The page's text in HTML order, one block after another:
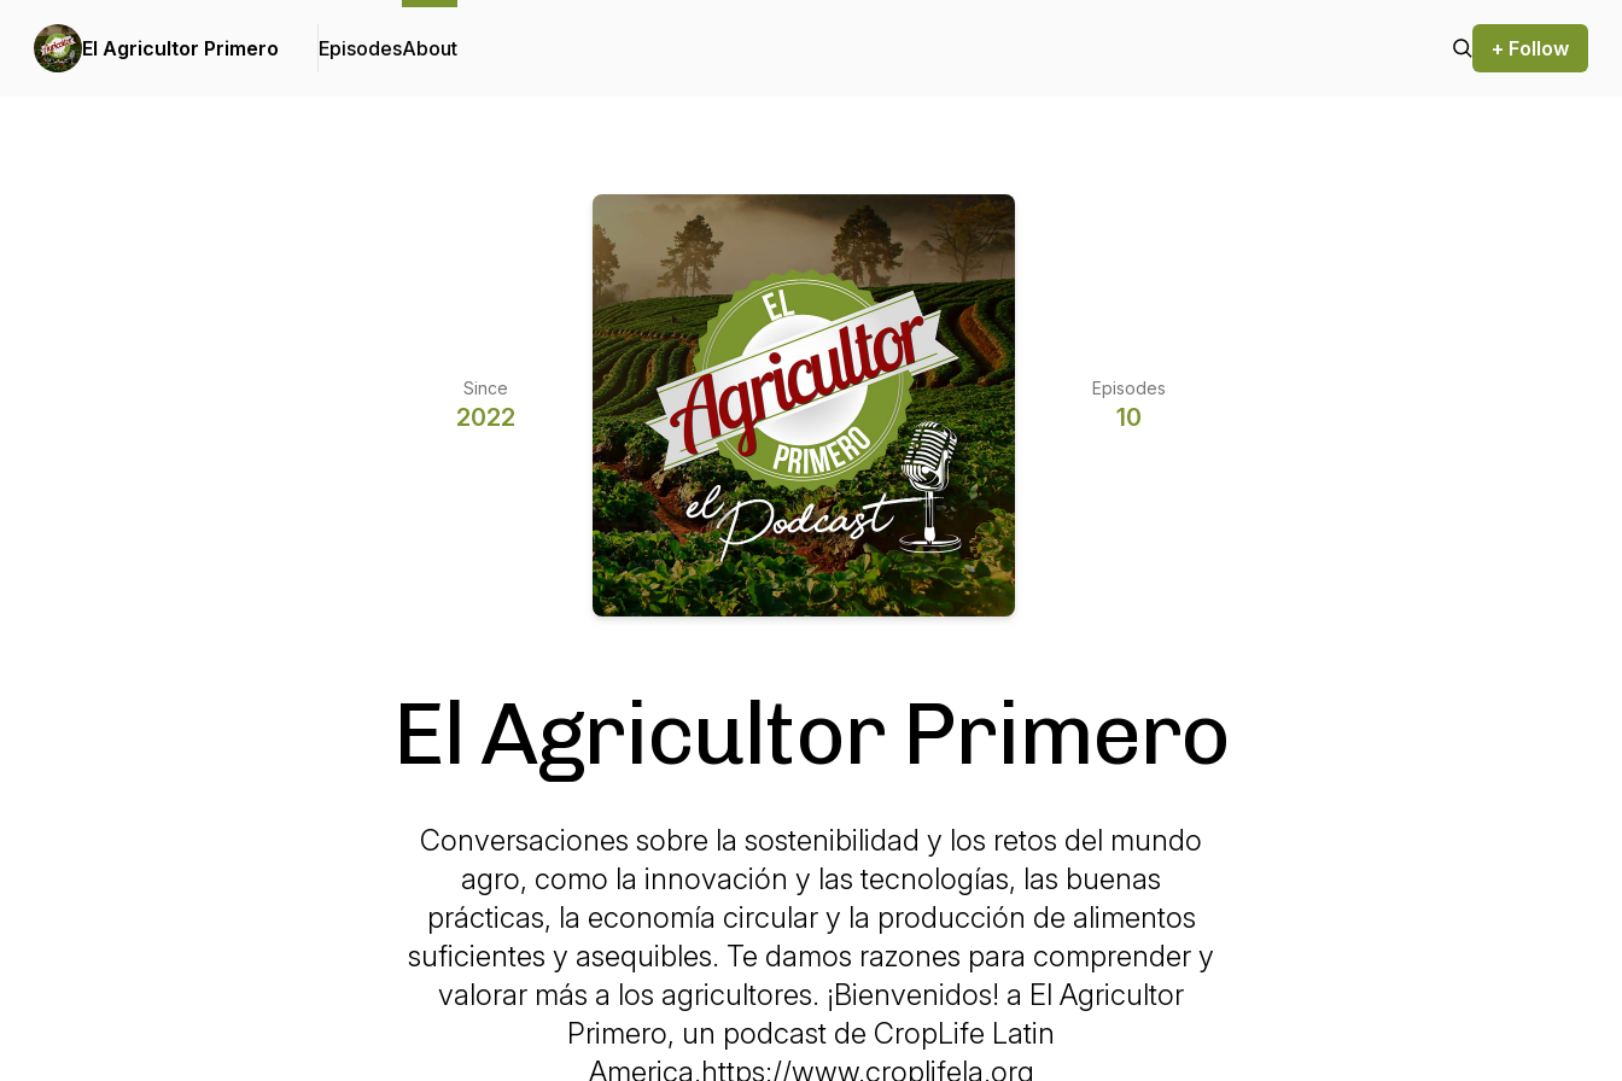
El Agricultor Primero EpisodesAbout + Follow
Since
2022
Episodes
10
El Agricultor Primero
Conversaciones sobre la sostenibilidad y los retos del mundo
agro, como la innovación y las tecnologías, las buenas
prácticas, la economía circular y la producción de alimentos
suficientes y asequibles. Te damos razones para comprender y
valorar más a los agricultores. ¡Bienvenidos! a El Agricultor
Primero, un podcast de CropLife Latin
America.https://www.croplifela.org